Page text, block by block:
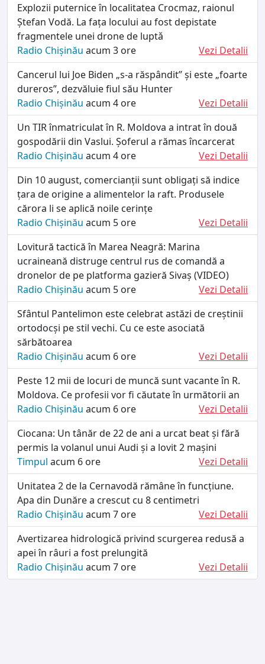
Explozii puternice în localitatea Crocmaz, raionul
Ștefan Vodă. La fața locului au fost depistate
fragmentele unei drone de luptǎ
Radio Chișinău acum 3 ore
Vezi Detalii
Cancerul lui Joe Biden „s-a răspândit” și este „foarte
dureros”, dezvăluie fiul său Hunter
Radio Chișinău acum 4 ore
Vezi Detalii
Un TIR înmatriculat în R. Moldova a intrat în două
gospodării din Vaslui. Șoferul a rămas încarcerat
Radio Chișinău acum 4 ore
Vezi Detalii
Din 10 august, comercianții sunt obligați să indice
țara de origine a alimentelor la raft. Produsele
cărora li se aplică noile cerințe
Radio Chișinău acum 5 ore
Vezi Detalii
Lovitură tactică în Marea Neagră: Marina
ucraineană distruge centrul rus de comandă a
dronelor de pe platforma gazieră Sivaș (VIDEO)
Radio Chișinău acum 5 ore
Vezi Detalii
Sfântul Pantelimon este celebrat astăzi de creștinii
ortodocși pe stil vechi. Cu ce este asociată
sărbătoarea
Radio Chișinău acum 6 ore
Vezi Detalii
Peste 12 mii de locuri de muncă sunt vacante în R.
Moldova. Ce profesii vor fi căutate în următorii an
Radio Chișinău acum 6 ore
Vezi Detalii
Ciocana: Un tânăr de 22 de ani a urcat beat și fără
permis la volanul unui Audi și a lovit 2 mașini
Timpul acum 6 ore
Vezi Detalii
Unitatea 2 de la Cernavodă rămâne în funcțiune.
Apa din Dunăre a crescut cu 8 centimetri
Radio Chișinău acum 7 ore
Vezi Detalii
Avertizarea hidrologică privind scurgerea redusă a
apei în râuri a fost prelungită
Radio Chișinău acum 7 ore Vezi Detalii